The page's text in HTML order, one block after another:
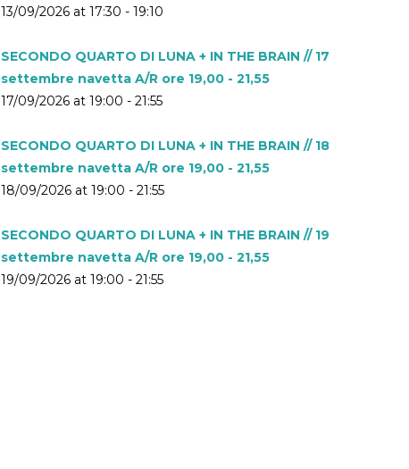
13/09/2026 at 17:30 - 19:10
SECONDO QUARTO DI LUNA + IN THE BRAIN // 17
settembre navetta A/R ore 19,00 - 21,55
17/09/2026 at 19:00 - 21:55
SECONDO QUARTO DI LUNA + IN THE BRAIN // 18
settembre navetta A/R ore 19,00 - 21,55
18/09/2026 at 19:00 - 21:55
SECONDO QUARTO DI LUNA + IN THE BRAIN // 19
settembre navetta A/R ore 19,00 - 21,55
19/09/2026 at 19:00 - 21:55